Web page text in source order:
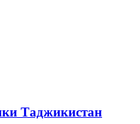
Таджикистан